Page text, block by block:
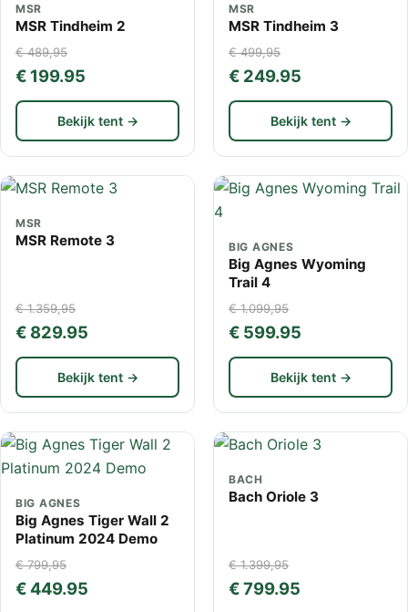
MSR
MSR Tindheim 2
€ 489,95
€ 199.95
Bekijk tent →
MSR
MSR Tindheim 3
€ 499,95
€ 249.95
Bekijk tent →
MSR
MSR Remote 3
€ 1.359,95
€ 829.95
Bekijk tent →
BIG AGNES
Big Agnes Wyoming
Trail 4
€ 1.099,95
€ 599.95
Bekijk tent →
BIG AGNES
Big Agnes Tiger Wall 2
Platinum 2024 Demo
€ 799,95
€ 449.95
BACH
Bach Oriole 3
€ 1.399,95
€ 799.95